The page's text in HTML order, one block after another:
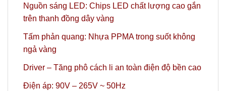
Nguồn sáng LED: Chips LED chất lượng cao gắn
trên thanh đồng dây vàng
Tấm phản quang: Nhựa PPMA trong suốt không
ngả vàng
Driver – Tăng phô cách li an toàn điện độ bền cao
Điện áp: 90V – 265V ~ 50Hz